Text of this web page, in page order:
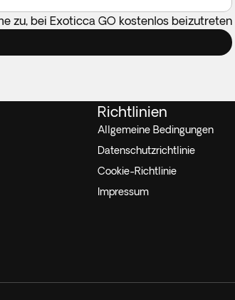
zu, bei Exoticca GO kostenlos beizutreten
Richtlinien
Allgemeine Bedingungen
Datenschutzrichtlinie
Cookie-Richtlinie
Impressum